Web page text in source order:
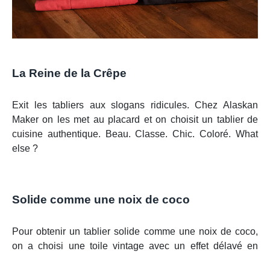
La Reine de la Crêpe
Exit les tabliers aux slogans ridicules. Chez Alaskan
Maker on les met au placard et on choisit un tablier de
cuisine authentique. Beau. Classe. Chic. Coloré. What
else ?
Solide comme une noix de coco
Pour obtenir un tablier solide comme une noix de coco,
on a choisi une toile vintage avec un effet délavé en